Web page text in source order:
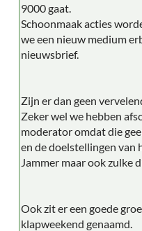
9000 gaat.
Schoonmaak acties
we een nieuw medium
nieuwsbrief.
Zijn er dan geen
Zeker wel we hebben
moderator omdat die
en de doelstellingen van
Jammer maar ook zulke
Ook zit er een goede
klapweekend genaamd.